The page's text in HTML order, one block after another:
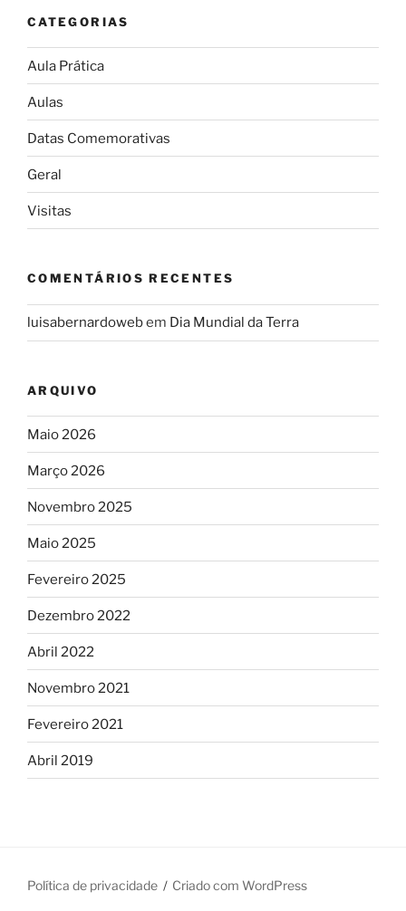
CATEGORIAS
Aula Prática
Aulas
Datas Comemorativas
Geral
Visitas
COMENTÁRIOS RECENTES
luisabernardowebem Dia Mundial da Terra
ARQUIVO
Maio 2026
Março 2026
Novembro 2025
Maio 2025
Fevereiro 2025
Dezembro 2022
Abril 2022
Novembro 2021
Fevereiro 2021
Abril 2019
Política de privacidade Criado com WordPress